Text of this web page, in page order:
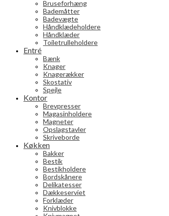
Bruseforhæng
Bademåtter
Badevægte
Håndklædeholdere
Håndklæder
Toiletrulleholdere
Entré
Bænk
Knager
Knagerækker
Skostativ
Spejle
Kontor
Brevpresser
Magasinholdere
Magneter
Opslagstavler
Skriveborde
Køkken
Bakker
Bestik
Bestikholdere
Bordskånere
Delikatesser
Dækkeserviet
Forklæder
Knivblokke